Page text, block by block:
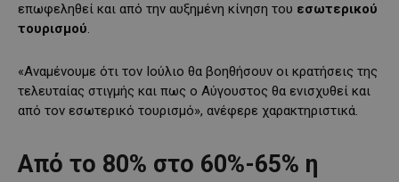
επωφεληθεί και από την αυξημένη κίνηση του εσωτερικού
τουρισμού.
«Αναμένουμε ότι τον Ιούλιο θα βοηθήσουν οι κρατήσεις της
τελευταίας στιγμής και πως ο Αύγουστος θα ενισχυθεί και
από τον εσωτερικό τουρισμό», ανέφερε χαρακτηριστικά.
Από το 80% στο 60%-65% η